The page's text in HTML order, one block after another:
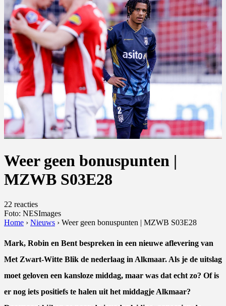
Weer geen bonuspunten |
MZWB S03E28
22 reacties
Foto: NESImages
Home › Nieuws › Weer geen bonuspunten | MZWB S03E28
Mark, Robin en Bent bespreken in een nieuwe aflevering van
Met Zwart-Witte Blik de nederlaag in Alkmaar. Als je de uitslag
moet geloven een kansloze middag, maar was dat echt zo? Of is
er nog iets positiefs te halen uit het middagje Alkmaar?